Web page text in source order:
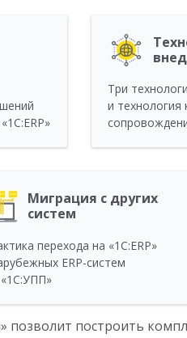
Три
и технология
Миграция с других
систем
перехода на «1С:ERP»
ERP-систем
позволит построить